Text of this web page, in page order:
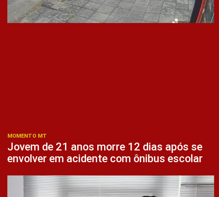
MOMENTO MT
Jovem de 21 anos morre 12 dias após se
envolver em acidente com ônibus escolar